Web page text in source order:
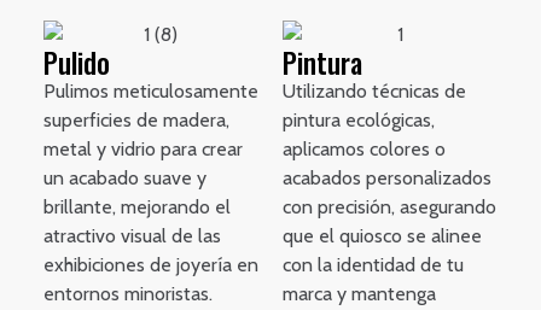
Pulido
Pulimos meticulosamente
superficies de madera,
metal y vidrio para crear
un acabado suave y
brillante, mejorando el
atractivo visual de las
exhibiciones de joyería en
entornos minoristas.
Pintura
Utilizando técnicas de
pintura ecológicas,
aplicamos colores o
acabados personalizados
con precisión, asegurando
que el quiosco se alinee
con la identidad de tu
marca y mantenga